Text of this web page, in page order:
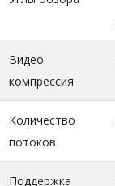
Видео
компрессия
Количество
потоков
Поддержка